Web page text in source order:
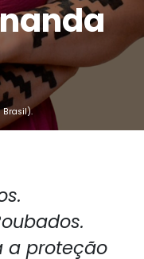
Brasil).
a proteção